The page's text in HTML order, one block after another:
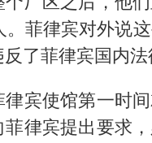
。菲律宾对外说
了菲律宾国内法
宾使馆第一时
菲律宾提出要求